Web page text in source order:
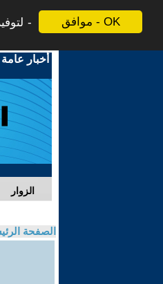
موافق - OK
أخبار عامة
الزوار
الصفحة